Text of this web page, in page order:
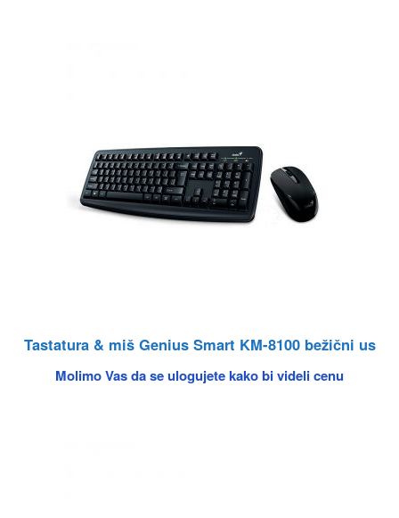
Tastatura & miš Genius Smart KM-8100 bežični us
Molimo Vas da se ulogujete kako bi videli cenu